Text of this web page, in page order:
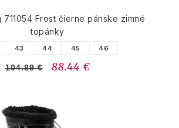
711054 Frost čierne pánske zimné
topánky
43 44 45 46
104.89 € 88.44 €